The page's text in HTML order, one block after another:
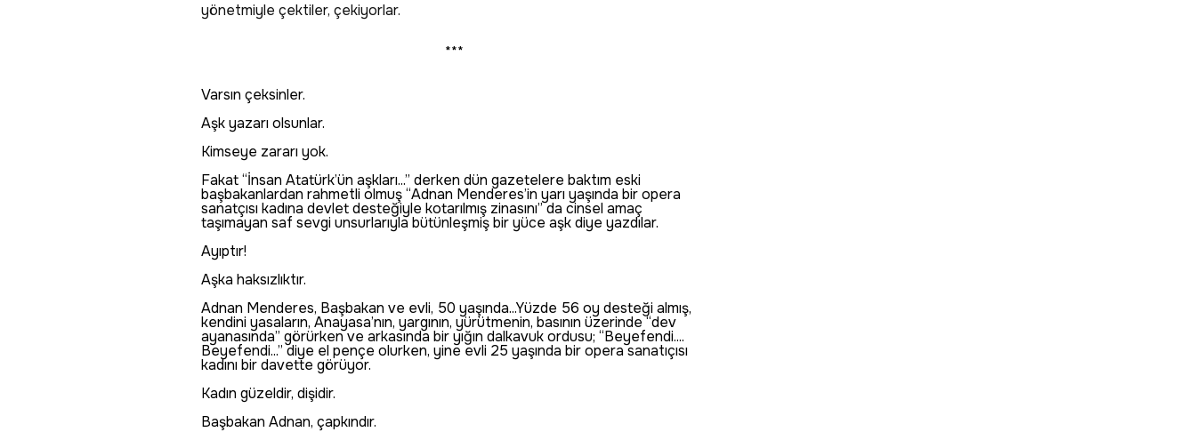
yönetmiyle çektiler, çekiyorlar.
***
Varsın çeksinler.
Aşk yazarı olsunlar.
Kimseye zararı yok.
Fakat “İnsan Atatürk’ün aşkları...” derken dün gazetelere baktım eski
başbakanlardan rahmetli olmuş “Adnan Menderes’in yarı yaşında bir opera
sanatçısı kadına devlet desteğiyle kotarılmış zinasını” da cinsel amaç
taşımayan saf sevgi unsurlarıyla bütünleşmiş bir yüce aşk diye yazdılar.
Ayıptır!
Aşka haksızlıktır.
Adnan Menderes, Başbakan ve evli, 50 yaşında...Yüzde 56 oy desteği almış,
kendini yasaların, Anayasa’nın, yargının, yürütmenin, basının üzerinde “dev
ayanasında” görürken ve arkasında bir yığın dalkavuk ordusu; “Beyefendi....
Beyefendi...” diye el pençe olurken, yine evli 25 yaşında bir opera sanatıçısı
kadını bir davette görüyor.
Kadın güzeldir, dişidir.
Başbakan Adnan, çapkındır.